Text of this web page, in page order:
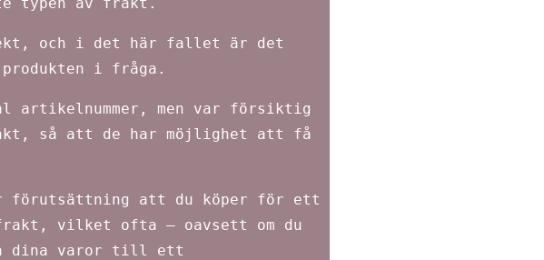
och i det här fallet är det
i fråga.
artikelnummer, men var försiktig
så att de har möjlighet att få
förutsättning att du köper för ett
vilket ofta – oavsett om du
dina varor till ett